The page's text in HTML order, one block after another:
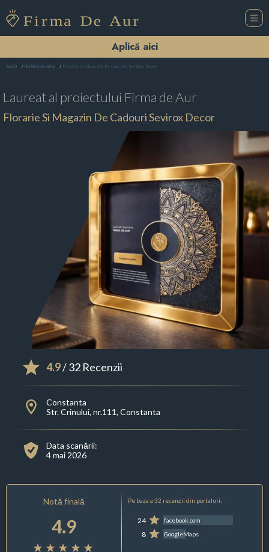
Aplică aici
Acasă Florării Constanţa Florarie Si Magazin De Cadouri Sevirox Decor
Laureat al proiectului Firma de Aur
Florarie Si Magazin De Cadouri Sevirox Decor
4.9/ 32 Recenzii
Constanta
Str. Crinului, nr.111, Constanta
Data scanării:
4 mai 2026
Notă finală
4.9
Pe baza a 32 recenzii din portaluri:
24 facebook.com
8 GoogleMaps